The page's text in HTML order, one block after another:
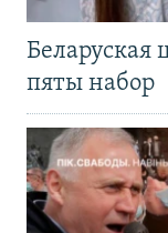
Беларуская
пяты набор